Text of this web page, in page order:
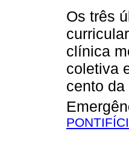
Os três
clínica
coletiva
cento